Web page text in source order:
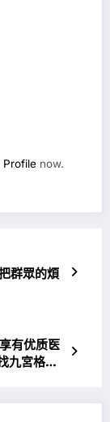
Profile now.
群眾的煩
有优质医
九宮格會